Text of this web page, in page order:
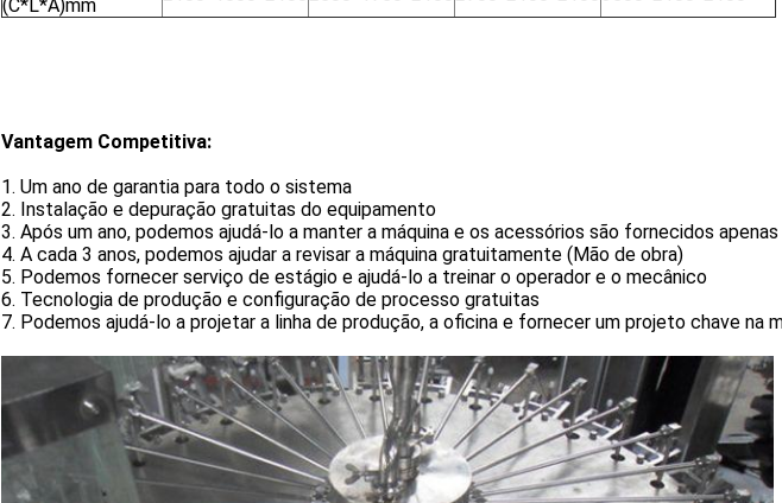
(C*L*A)mm
Vantagem Competitiva:
1. Um ano de garantia para todo o sistema
2. Instalação e depuração gratuitas do equipamento
3. Após um ano, podemos ajudá-lo a manter a máquina e os acessórios são fornecidos
4. A cada 3 anos, podemos ajudar a revisar a máquina gratuitamente (Mão de obra)
5. Podemos fornecer serviço de estágio e ajudá-lo a treinar o operador e o mecânico
6. Tecnologia de produção e configuração de processo gratuitas
7. Podemos ajudá-lo a projetar a linha de produção, a oficina e fornecer um projeto chave na